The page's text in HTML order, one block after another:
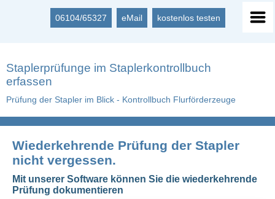
06104/65327 eMail kostenlos testen
Staplerprüfunge im Staplerkontrollbuch
erfassen
Prüfung der Stapler im Blick - Kontrollbuch Flurförderzeuge
Wiederkehrende Prüfung der Stapler
nicht vergessen.
Mit unserer Software können Sie die wiederkehrende
Prüfung dokumentieren